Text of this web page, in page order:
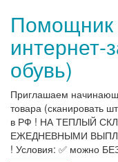
Помощник
интернет-
обувь)
Приглашаем
товара (сканировать
в РФ ! НА ТЕПЛЫЙ
ЕЖЕДНЕВНЫМИ
! Условия: ✅ можно